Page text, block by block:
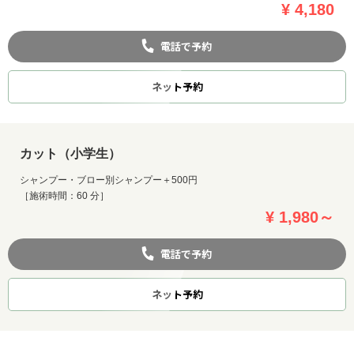
¥ 4,180
電話で予約
ネット予約
カット（小学生）
シャンプー・ブロー別シャンプー＋500円
［施術時間：60 分］
¥ 1,980～
電話で予約
ネット予約